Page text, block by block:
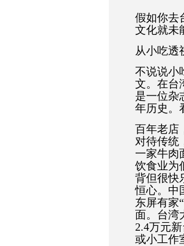
假如你去
文化就未
从小吃透
不说说小
文。在台
是一位杂
年历史。
百年老店
对待传统
一家牛肉
饮食业为
背但很快
恒心。中
东屏有家
面。台湾
2.4万元
或小工作